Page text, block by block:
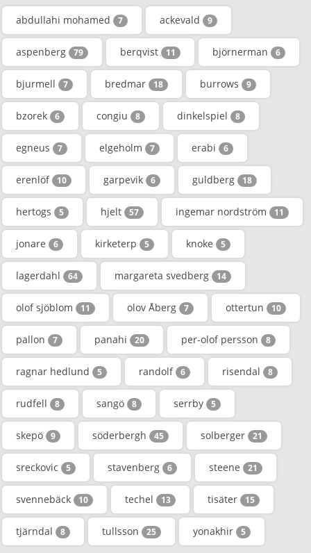
abdullahi mohamed 7 ackevald 9
aspenberg 79 berqvist 11 björnerman 6
bjurmell 7 bredmar 18 burrows 9
bzorek 6 congiu 8 dinkelspiel 8
egneus 7 elgeholm 7 erabi 6
erenlöf 10 garpevik 6 guldberg 18
hertogs 5 hjelt 57 ingemar nordström 11
jonare 6 kirketerp 5 knoke 5
lagerdahl 64 margareta svedberg 14
olof sjöblom 11 olov Åberg 7 ottertun 10
pallon 7 panahi 20 per-olof persson 8
ragnar hedlund 5 randolf 6 risendal 8
rudfell 8 sangö 8 serrby 5
skepö 9 söderbergh 45 solberger 21
sreckovic 5 stavenberg 6 steene 21
svennebäck 10 techel 13 tisäter 15
tjärndal 8 tullsson 25 yonakhir 5